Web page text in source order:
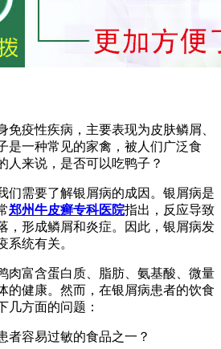
免疫性疾病，主要表现为皮肤鳞屑、
是一种常见的家禽，被人们广泛食
人来说，是否可以吃鸭子？
们需要了解银屑病的成因。银屑病是
郑州牛皮癣专科医院指出，反应导致
，形成鳞屑和炎症。因此，银屑病发
系统有关。
肉富含蛋白质、脂肪、氨基酸、微量
的健康。然而，在银屑病患者的饮食
几方面的问题：
者容易过敏的食品之一？